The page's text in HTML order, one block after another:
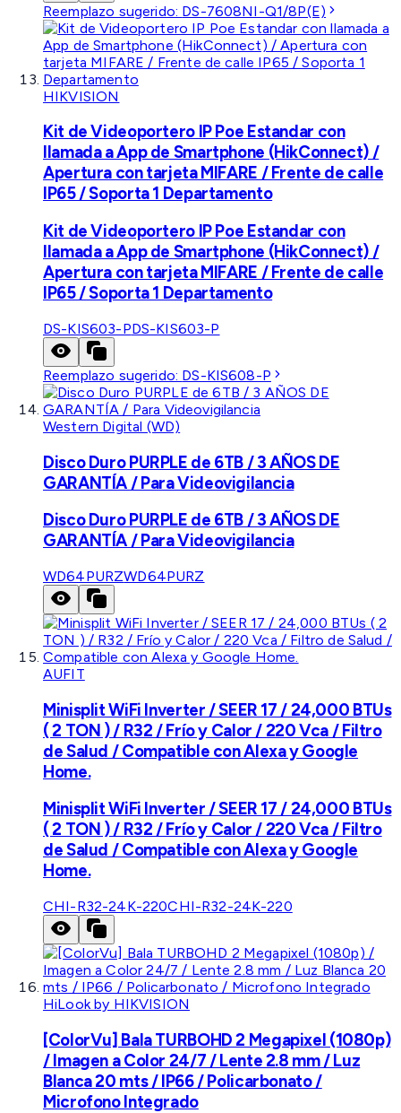
Reemplazo sugerido: DS-7608NI-Q1/8P(E)
HIKVISION
Kit de Videoportero IP Poe Estandar con
llamada a App de Smartphone (HikConnect) /
Apertura con tarjeta MIFARE / Frente de calle
IP65 / Soporta 1 Departamento
Kit de Videoportero IP Poe Estandar con
llamada a App de Smartphone (HikConnect) /
Apertura con tarjeta MIFARE / Frente de calle
IP65 / Soporta 1 Departamento
DS-KIS603-PDS-KIS603-P
Reemplazo sugerido: DS-KIS608-P
Western Digital (WD)
Disco Duro PURPLE de 6TB / 3 AÑOS DE
GARANTÍA / Para Videovigilancia
Disco Duro PURPLE de 6TB / 3 AÑOS DE
GARANTÍA / Para Videovigilancia
WD64PURZWD64PURZ
AUFIT
Minisplit WiFi Inverter / SEER 17 / 24,000 BTUs
( 2 TON ) / R32 / Frío y Calor / 220 Vca / Filtro
de Salud / Compatible con Alexa y Google
Home.
Minisplit WiFi Inverter / SEER 17 / 24,000 BTUs
( 2 TON ) / R32 / Frío y Calor / 220 Vca / Filtro
de Salud / Compatible con Alexa y Google
Home.
CHI-R32-24K-220CHI-R32-24K-220
HiLook by HIKVISION
[ColorVu] Bala TURBOHD 2 Megapixel (1080p)
/ Imagen a Color 24/7 / Lente 2.8 mm / Luz
Blanca 20 mts / IP66 / Policarbonato /
Microfono Integrado